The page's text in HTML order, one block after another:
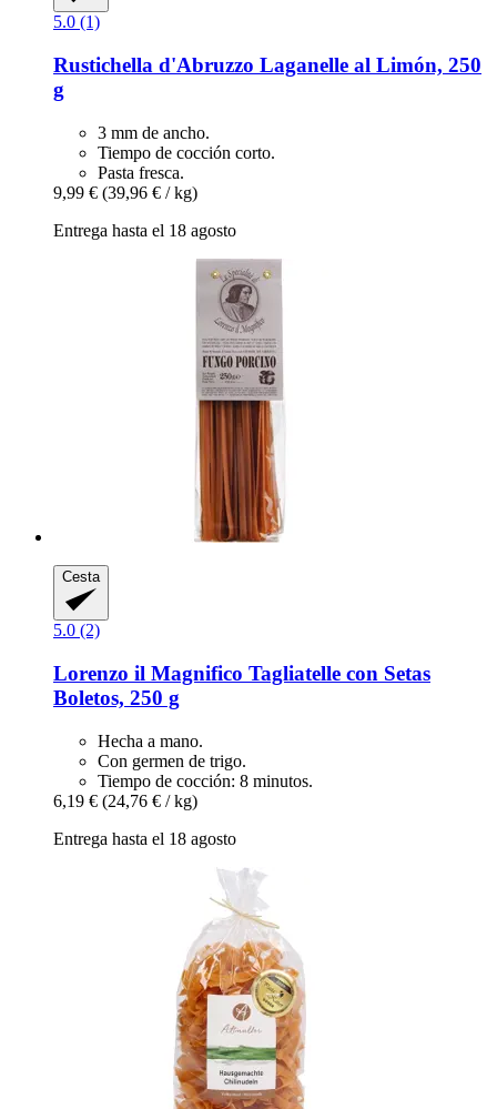
5.0 (1)
Rustichella d'Abruzzo Laganelle al Limón, 250
g
3 mm de ancho.
Tiempo de cocción corto.
Pasta fresca.
9,99 € (39,96 € / kg)
Entrega hasta el 18 agosto
Cesta
5.0 (2)
Lorenzo il Magnifico Tagliatelle con Setas
Boletos, 250 g
Hecha a mano.
Con germen de trigo.
Tiempo de cocción: 8 minutos.
6,19 € (24,76 € / kg)
Entrega hasta el 18 agosto